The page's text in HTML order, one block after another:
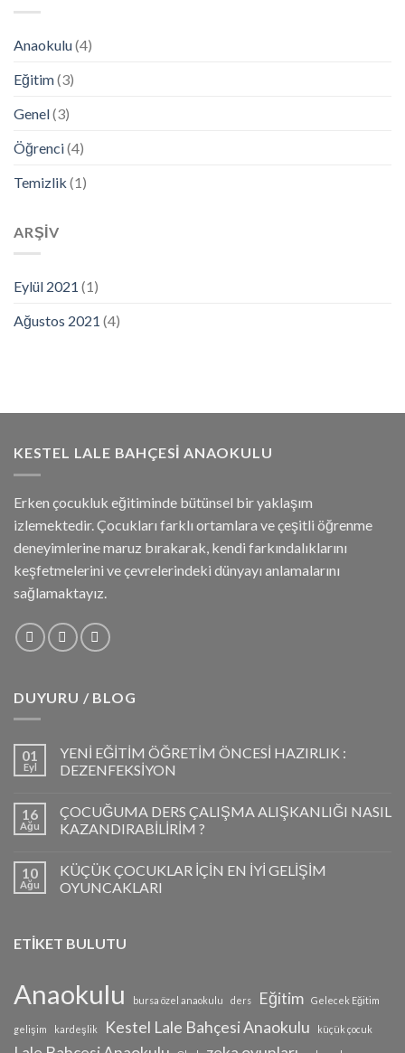
Anaokulu(4)
Eğitim(3)
Genel(3)
Öğrenci(4)
Temizlik (1)
ARŞIV
Eylül 2021 (1)
Ağustos 2021 (4)
KESTEL LALE BAHÇESI ANAOKULU
Erken çocukluk eğitiminde bütünsel bir yaklaşım
izlemektedir. Çocukları farklı ortamlara ve çeşitli öğrenme
deneyimlerine maruz bırakarak, kendi farkındalıklarını
keşfetmelerini ve çevrelerindeki dünyayı anlamalarını
sağlamaktayız.
DUYURU / BLOG
01
Eyl
YENİ EĞİTİM ÖĞRETİM ÖNCESİ HAZIRLIK :
DEZENFEKSİYON
16
Ağu
ÇOCUĞUMA DERS ÇALIŞMA ALIŞKANLIĞI NASIL
KAZANDIRABİLİRİM ?
10
Ağu
KÜÇÜK ÇOCUKLAR İÇİN EN İYİ GELİŞİM
OYUNCAKLARI
ETİKET BULUTU
Anaokulu bursa özel anaokulu ders Eğitim Gelecek Eğitim
gelişim kardeşlik Kestel Lale Bahçesi Anaokulu küçük çocuk